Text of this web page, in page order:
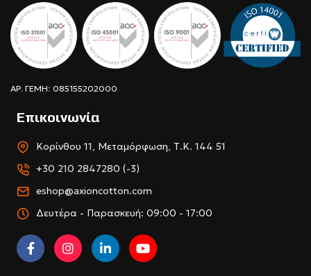
ΑΡ. ΓΕΜΗ: 085155202000
Επικοινωνία
Κορίνθου 11, Μεταμόρφωση, Τ.Κ. 144 51
+30 210 2847280 (-3)
eshop@axioncotton.com
Δευτέρα - Παρασκευή: 09:00 - 17:00